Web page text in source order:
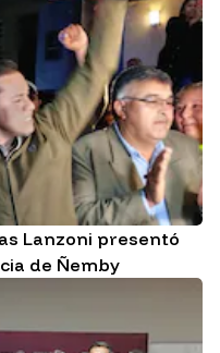
Lanzoni presentó
de Ñemby